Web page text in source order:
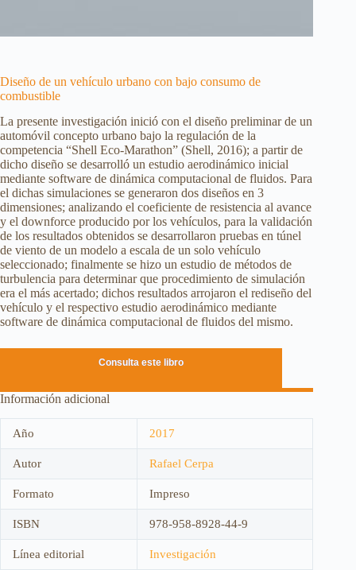
Diseño de un vehículo urbano con bajo consumo de
combustible
La presente investigación inició con el diseño preliminar de un
automóvil concepto urbano bajo la regulación de la
competencia “Shell Eco-Marathon” (Shell, 2016); a partir de
dicho diseño se desarrolló un estudio aerodinámico inicial
mediante software de dinámica computacional de fluidos. Para
el dichas simulaciones se generaron dos diseños en 3
dimensiones; analizando el coeficiente de resistencia al avance
y el downforce producido por los vehículos, para la validación
de los resultados obtenidos se desarrollaron pruebas en túnel
de viento de un modelo a escala de un solo vehículo
seleccionado; finalmente se hizo un estudio de métodos de
turbulencia para determinar que procedimiento de simulación
era el más acertado; dichos resultados arrojaron el rediseño del
vehículo y el respectivo estudio aerodinámico mediante
software de dinámica computacional de fluidos del mismo.
Consulta este libro
Información adicional
Año 2017
Autor Rafael Cerpa
Formato Impreso
ISBN 978-958-8928-44-9
Línea editorial Investigación